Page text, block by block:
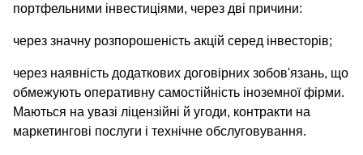
портфельними інвестиціями, через дві причини:
через значну розпорошеність акцій серед інвесторів;
через наявність додаткових договірних зобов'язань, що
обмежують оперативну самостійність іноземної фірми.
Маються на увазі ліцензійні й угоди, контракти на
маркетингові послуги і технічне обслуговування.